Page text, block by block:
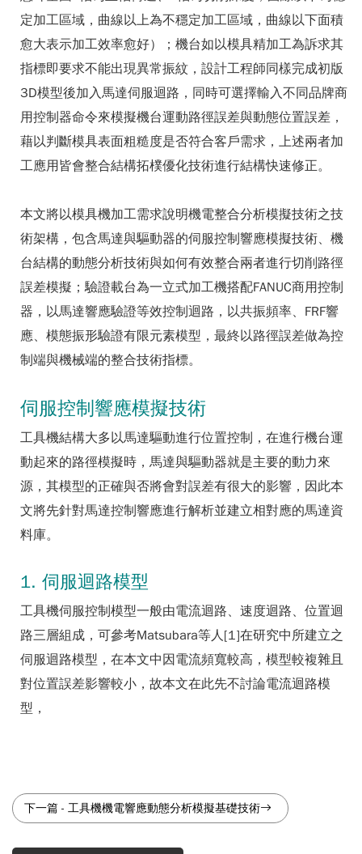
定加工區域，曲線以上為不穩定加工區域，曲線以下面積
愈大表示加工效率愈好）；機台如以模具精加工為訴求其
指標即要求不能出現異常振紋，設計工程師同樣完成初版
3D模型後加入馬達伺服迴路，同時可選擇輸入不同品牌商
用控制器命令來模擬機台運動路徑誤差與動態位置誤差，
藉以判斷模具表面粗糙度是否符合客戶需求，上述兩者加
工應用皆會整合結構拓樸優化技術進行結構快速修正。
本文將以模具機加工需求說明機電整合分析模擬技術之技
術架構，包含馬達與驅動器的伺服控制響應模擬技術、機
台結構的動態分析技術與如何有效整合兩者進行切削路徑
誤差模擬；驗證載台為一立式加工機搭配FANUC商用控制
器，以馬達響應驗證等效控制迴路，以共振頻率、FRF響
應、模態振形驗證有限元素模型，最終以路徑誤差做為控
制端與機械端的整合技術指標。
伺服控制響應模擬技術
工具機結構大多以馬達驅動進行位置控制，在進行機台運
動起來的路徑模擬時，馬達與驅動器就是主要的動力來
源，其模型的正確與否將會對誤差有很大的影響，因此本
文將先針對馬達控制響應進行解析並建立相對應的馬達資
料庫。
1. 伺服迴路模型
工具機伺服控制模型一般由電流迴路、速度迴路、位置迴
路三層組成，可參考Matsubara等人[1]在研究中所建立之
伺服迴路模型，在本文中因電流頻寬較高，模型較複雜且
對位置誤差影響較小，故本文在此先不討論電流迴路模
型，
下一篇 - 工具機機電響應動態分析模擬基礎技術